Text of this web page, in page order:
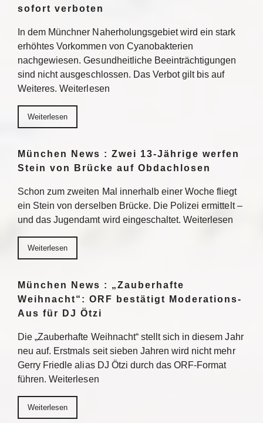
sofort verboten
In dem Münchner Naherholungsgebiet wird ein stark
erhöhtes Vorkommen von Cyanobakterien
nachgewiesen. Gesundheitliche Beeinträchtigungen
sind nicht ausgeschlossen. Das Verbot gilt bis auf
Weiteres. Weiterlesen
Weiterlesen
München News : Zwei 13-Jährige werfen
Stein von Brücke auf Obdachlosen
Schon zum zweiten Mal innerhalb einer Woche fliegt
ein Stein von derselben Brücke. Die Polizei ermittelt –
und das Jugendamt wird eingeschaltet. Weiterlesen
Weiterlesen
München News : „Zauberhafte
Weihnacht“: ORF bestätigt Moderations-
Aus für DJ Ötzi
Die „Zauberhafte Weihnacht“ stellt sich in diesem Jahr
neu auf. Erstmals seit sieben Jahren wird nicht mehr
Gerry Friedle alias DJ Ötzi durch das ORF-Format
führen. Weiterlesen
Weiterlesen